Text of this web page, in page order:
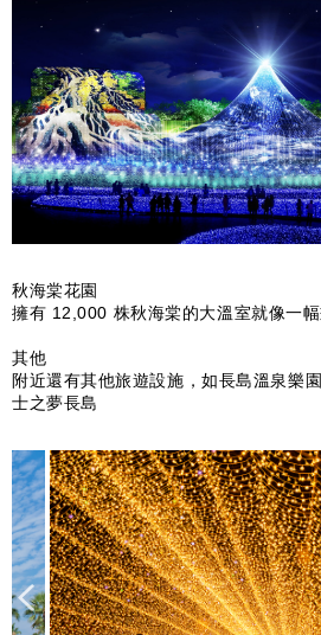
秋海棠花園
擁有 12,000 株秋海棠的大溫室就像一幅
其他
附近還有其他旅遊設施，如長島溫泉樂
士之夢長島